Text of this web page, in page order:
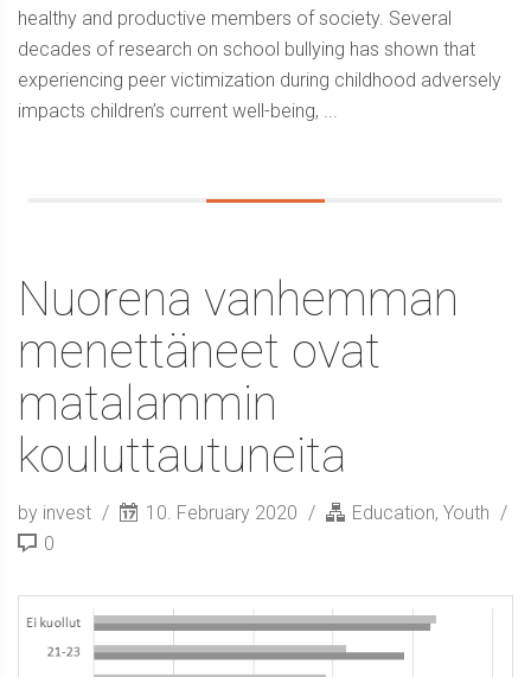
healthy and productive members of society. Several
decades of research on school bullying has shown that
experiencing peer victimization during childhood adversely
impacts children’s current well-being, ...
Nuorena vanhemman
menettäneet ovat
matalammin
kouluttautuneita
by invest 10. February 2020 Education, Youth
0